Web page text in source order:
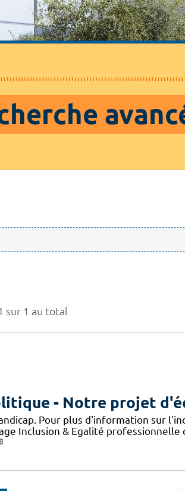
sur 1 au total
- Notre projet
Pour plus d'information sur
Inclusion & Egalité professionnelle